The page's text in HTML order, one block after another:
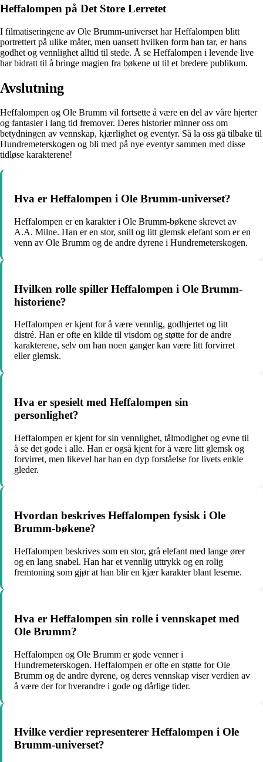
Heffalompen på Det Store Lerretet
I filmatiseringene av Ole Brumm-universet har Heffalompen blitt
portrettert på ulike måter, men uansett hvilken form han tar, er hans
godhet og vennlighet alltid til stede. Å se Heffalompen i levende live
har bidratt til å bringe magien fra bøkene ut til et bredere publikum.
Avslutning
Heffalompen og Ole Brumm vil fortsette å være en del av våre hjerter
og fantasier i lang tid fremover. Deres historier minner oss om
betydningen av vennskap, kjærlighet og eventyr. Så la oss gå tilbake til
Hundremeterskogen og bli med på nye eventyr sammen med disse
tidløse karakterene!
Hva er Heffalompen i Ole Brumm-universet?
Heffalompen er en karakter i Ole Brumm-bøkene skrevet av
A.A. Milne. Han er en stor, snill og litt glemsk elefant som er en
venn av Ole Brumm og de andre dyrene i Hundremeterskogen.
Hvilken rolle spiller Heffalompen i Ole Brumm-
historiene?
Heffalompen er kjent for å være vennlig, godhjertet og litt
distré. Han er ofte en kilde til visdom og støtte for de andre
karakterene, selv om han noen ganger kan være litt forvirret
eller glemsk.
Hva er spesielt med Heffalompen sin
personlighet?
Heffalompen er kjent for sin vennlighet, tålmodighet og evne til
å se det gode i alle. Han er også kjent for å være litt glemsk og
forvirret, men likevel har han en dyp forståelse for livets enkle
gleder.
Hvordan beskrives Heffalompen fysisk i Ole
Brumm-bøkene?
Heffalompen beskrives som en stor, grå elefant med lange ører
og en lang snabel. Han har et vennlig uttrykk og en rolig
fremtoning som gjør at han blir en kjær karakter blant leserne.
Hva er Heffalompen sin rolle i vennskapet med
Ole Brumm?
Heffalompen og Ole Brumm er gode venner i
Hundremeterskogen. Heffalompen er ofte en støtte for Ole
Brumm og de andre dyrene, og deres vennskap viser verdien av
å være der for hverandre i gode og dårlige tider.
Hvilke verdier representerer Heffalompen i Ole
Brumm-universet?